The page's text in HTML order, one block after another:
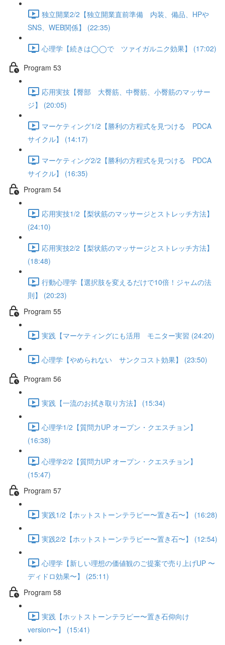
独立開業2/2【独立開業直前準備 内装、備品、HPや
SNS、WEB関係】 (22:35)
心理学【続きは◯◯で ツァイガルニク効果】 (17:02)
Program 53
応用実技【臀部 大臀筋、中臀筋、小臀筋のマッサー
ジ】 (20:05)
マーケティング1/2【勝利の方程式を見つける PDCA
サイクル】 (14:17)
マーケティング2/2【勝利の方程式を見つける PDCA
サイクル】 (16:35)
Program 54
応用実技1/2【梨状筋のマッサージとストレッチ方法】
(24:10)
応用実技2/2【梨状筋のマッサージとストレッチ方法】
(18:48)
行動心理学【選択肢を変えるだけで10倍！ジャムの法
則】 (20:23)
Program 55
実践【マーケティングにも活用 モニター実習 (24:20)
心理学【やめられない サンクコスト効果】 (23:50)
Program 56
実践【一流のお拭き取り方法】 (15:34)
心理学1/2【質問力UP オープン・クエスチョン】
(16:38)
心理学2/2【質問力UP オープン・クエスチョン】
(15:47)
Program 57
実践1/2【ホットストーンテラピー〜置き石〜】 (16:28)
実践2/2【ホットストーンテラピー〜置き石〜】 (12:54)
心理学【新しい理想の価値観のご提案で売り上げUP 〜
ディドロ効果〜】 (25:11)
Program 58
実践【ホットストーンテラピー〜置き石仰向け
version〜】 (15:41)